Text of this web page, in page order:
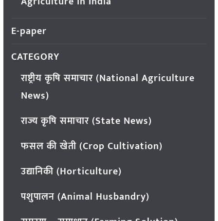
E-paper
CATEGORY
राष्ट्रीय कृषि समाचार (National Agriculture
News)
राज्य कृषि समाचार (State News)
फसल की खेती (Crop Cultivation)
उद्यानिकी (Horticulture)
पशुपालन (Animal Husbandry)